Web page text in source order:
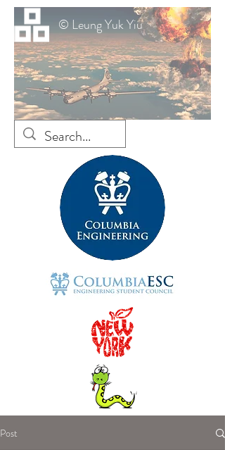
© Leung Yuk Yiu
Post